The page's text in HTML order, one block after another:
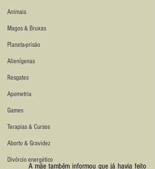
Animais
Magos & Bruxas
Planeta-prisão
Alienígenas
Resgates
Apometria
Games
Terapias & Cursos
Aborto & Gravidez
Divórcio energético